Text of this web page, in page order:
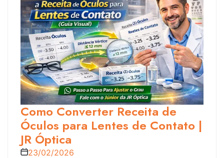
Como Converter Receita de
Óculos para Lentes de Contato |
JR Óptica
23/02/2026